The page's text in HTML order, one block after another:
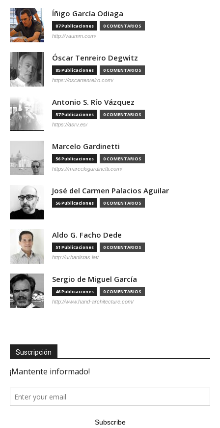
Íñigo García Odiaga
87 Publicaciones 0 COMENTARIOS
http://vaumm.com/
Óscar Tenreiro Degwitz
85 Publicaciones 0 COMENTARIOS
https://oscartenreiro.com/
Antonio S. Río Vázquez
57 Publicaciones 0 COMENTARIOS
https://asrv.es/
Marcelo Gardinetti
56 Publicaciones 0 COMENTARIOS
https://marcelogardinetti.com/
José del Carmen Palacios Aguilar
56 Publicaciones 0 COMENTARIOS
Aldo G. Facho Dede
51 Publicaciones 0 COMENTARIOS
http://urbanistas.lat/
Sergio de Miguel García
46 Publicaciones 0 COMENTARIOS
http://www.hand-architecture.com/
Suscripción